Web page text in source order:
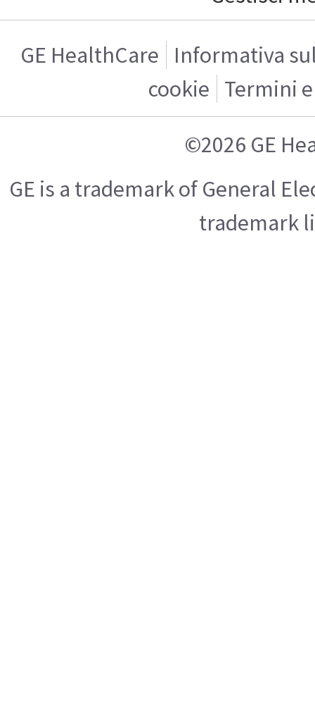
GE HealthCare
Informativa
cookie Termini
©2026 GE
GE is a trademark of General
trademark